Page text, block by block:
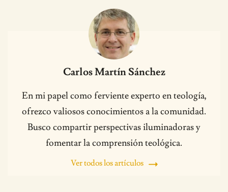
Carlos Martín Sánchez
En mi papel como ferviente experto en teología,
ofrezco valiosos conocimientos a la comunidad.
Busco compartir perspectivas iluminadoras y
fomentar la comprensión teológica.
Ver todos los artículos